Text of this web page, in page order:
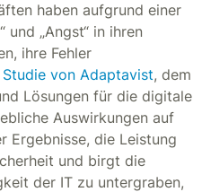
haben aufgrund einer
und „Angst“ in ihren
ihre Fehler
Studie von Adaptavist, dem
Lösungen für die digitale
Auswirkungen auf
Ergebnisse, die Leistung
und birgt die
der IT zu untergraben,